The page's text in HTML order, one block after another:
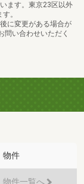
ます。東京23区以外
。
に変更がある場合が
問い合わせいただく
物件
物件一覧へ